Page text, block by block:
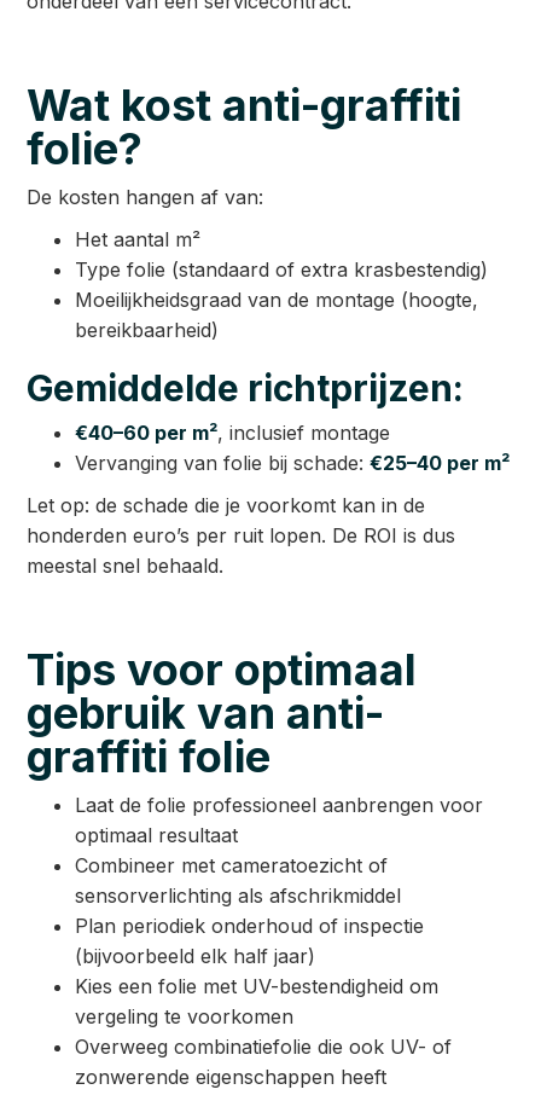
Wat kost anti-graffiti
folie?
De kosten hangen af van:
Het aantal m²
Type folie (standaard of extra krasbestendig)
Moeilijkheidsgraad van de montage (hoogte,
bereikbaarheid)
Gemiddelde richtprijzen:
€40–60 per m², inclusief montage
Vervanging van folie bij schade:€25–40 per m²
Let op: de schade die je voorkomt kan in de
honderden euro’s per ruit lopen. De ROI is dus
meestal snel behaald.
Tips voor optimaal
gebruik van anti-
graffiti folie
Laat de folie professioneel aanbrengen voor
optimaal resultaat
Combineer met cameratoezicht of
sensorverlichting als afschrikmiddel
Plan periodiek onderhoud of inspectie
(bijvoorbeeld elk half jaar)
Kies een folie met UV-bestendigheid om
vergeling te voorkomen
Overweeg combinatiefolie die ook UV- of
zonwerende eigenschappen heeft